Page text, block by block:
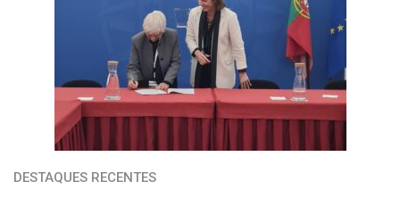
DESTAQUES RECENTES